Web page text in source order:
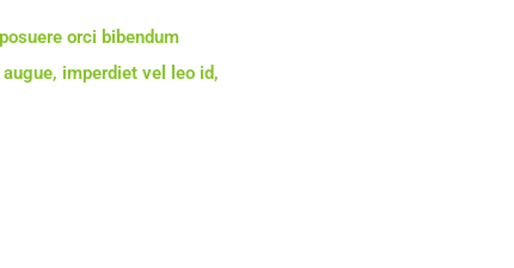
orci bibendum
imperdiet vel leo id,